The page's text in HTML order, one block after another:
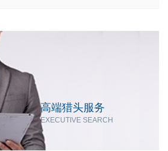
高端猎头服务
EXECUTIVE SEARCH